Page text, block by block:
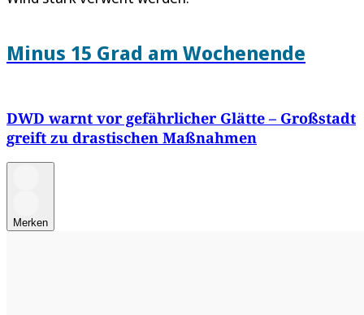
Minus 15 Grad am Wochenende
DWD warnt vor gefährlicher Glätte – Großstadt
greift zu drastischen Maßnahmen
Merken